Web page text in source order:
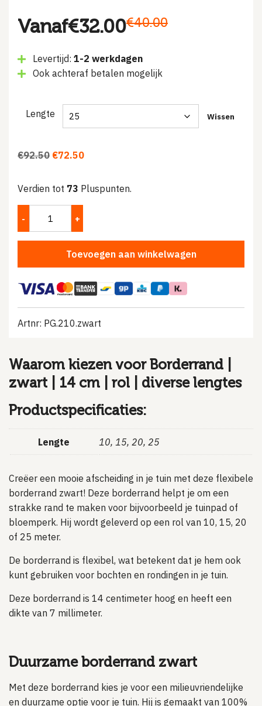
Vanaf €40.00
€32.00
Levertijd: 1-2 werkdagen
Ook achteraf betalen mogelijk
Lengte Wissen
€92.50 Oorspronkelijke
€92.50.
€72.50Huidige
€72.50.
Verdien tot 73 Pluspunten.
Toevoegen aan winkelwagen
Artnr: PG.210.zwart
Waarom kiezen voor Borderrand |
zwart | 14 cm | rol | diverse lengtes
Productspecificaties:
Lengte 10, 15, 20, 25
Creëer een mooie afscheiding in je tuin met deze flexibele
borderrand zwart! Deze borderrand helpt je om een
strakke rand te maken voor bijvoorbeeld je tuinpad of
bloemperk. Hij wordt geleverd op een rol van 10, 15, 20
of 25 meter.
De borderrand is flexibel, wat betekent dat je hem ook
kunt gebruiken voor bochten en rondingen in je tuin.
Deze borderrand is 14 centimeter hoog en heeft een
dikte van 7 millimeter.
Duurzame borderrand zwart
Met deze borderrand kies je voor een milieuvriendelijke
en duurzame optie voor je tuin. Hij is gemaakt van 100%